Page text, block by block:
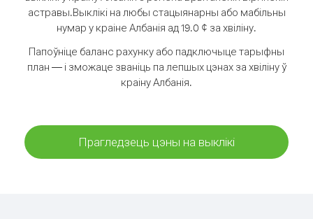
астравы.Выклікі на любы стацыянарны або мабільны
нумар у краіне Албанія ад 19.0 ¢ за хвіліну.
Папоўніце баланс рахунку або падключыце тарыфны
план — і зможаце званіць па лепшых цэнах за хвіліну ў
краіну Албанія.
Прагледзець цэны на выклікі